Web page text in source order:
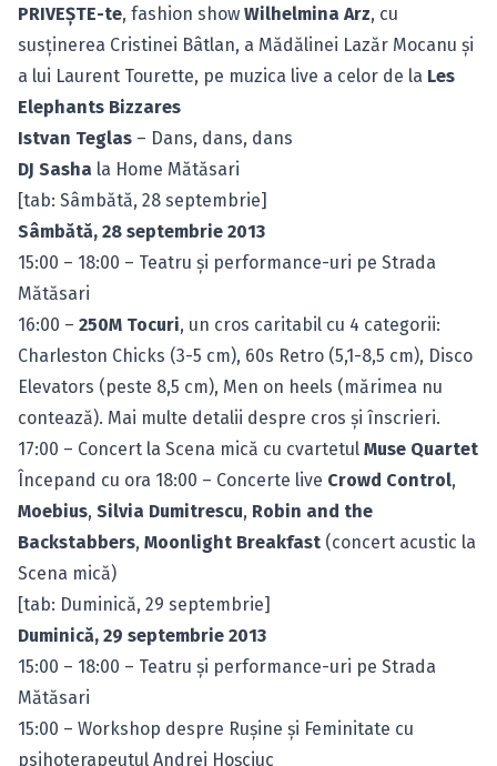
PRIVEŞTE-te, fashion show Wilhelmina Arz, cu
susţinerea Cristinei Bâtlan, a Mădălinei Lazăr Mocanu şi
a lui Laurent Tourette, pe muzica live a celor de la Les
Elephants Bizzares
Istvan Teglas – Dans, dans, dans
DJ Sasha la Home Mătăsari
[tab: Sâmbătă, 28 septembrie]
Sâmbătă, 28 septembrie 2013
15:00 – 18:00 – Teatru şi performance-uri pe Strada
Mătăsari
16:00 – 250M Tocuri, un cros caritabil cu 4 categorii:
Charleston Chicks (3-5 cm), 60s Retro (5,1-8,5 cm), Disco
Elevators (peste 8,5 cm), Men on heels (mărimea nu
contează). Mai multe detalii despre cros şi înscrieri.
17:00 – Concert la Scena mică cu cvartetul Muse Quartet
Începand cu ora 18:00 – Concerte live Crowd Control,
Moebius, Silvia Dumitrescu, Robin and the
Backstabbers, Moonlight Breakfast (concert acustic la
Scena mică)
[tab: Duminică, 29 septembrie]
Duminică, 29 septembrie 2013
15:00 – 18:00 – Teatru şi performance-uri pe Strada
Mătăsari
15:00 – Workshop despre Ruşine şi Feminitate cu
psihoterapeutul Andrei Hoşciuc